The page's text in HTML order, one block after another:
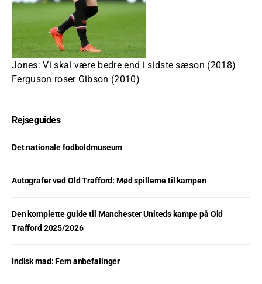
Jones: Vi skal være bedre end i sidste sæson (2018)
Ferguson roser Gibson (2010)
Rejseguides
Det nationale fodboldmuseum
Autografer ved Old Trafford: Mød spillerne til kampen
Den komplette guide til Manchester Uniteds kampe på Old
Trafford 2025/2026
Indisk mad: Fem anbefalinger